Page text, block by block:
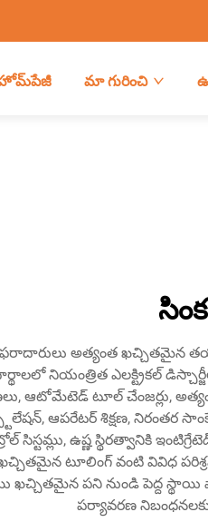
మా గురించి
అత్యంత ఖచ్చితమైన
నియంత్రిత ఎలక్ట్రికల్
ఆటోమేటెడ్ టూల్ చేంజర్లు,
ఆపరేటర్ శిక్షణ, నిరంతర
సిస్టమ్లు, ఉష్ణ స్థిరత్వానికి
టూలింగ్ వంటి వివిధ
ఖచ్చితమైన పని నుండి పెద్ద
పర్యావరణ